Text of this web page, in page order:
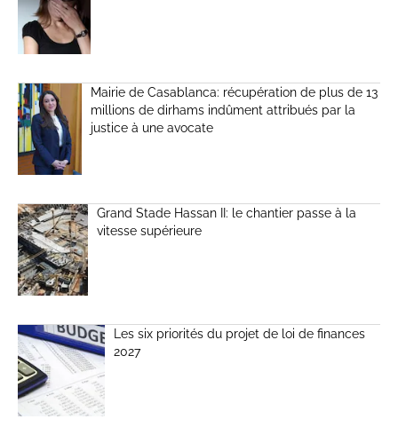
Mairie de Casablanca: récupération de plus de 13
millions de dirhams indûment attribués par la
justice à une avocate
Grand Stade Hassan II: le chantier passe à la
vitesse supérieure
Les six priorités du projet de loi de finances
2027